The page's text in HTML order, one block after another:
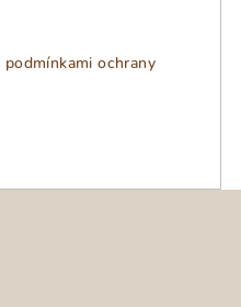
podmínkami ochrany